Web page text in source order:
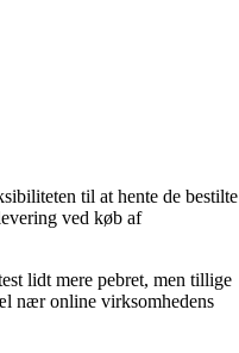
til at hente de bestilte
ved køb af
lidt mere pebret, men tillige
nær online virksomhedens